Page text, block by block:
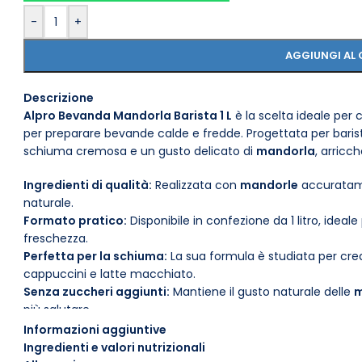
- +
AGGIUNGI AL
Descrizione
Alpro Bevanda Mandorla Barista 1 L è la scelta ideale per
per preparare bevande calde e fredde. Progettata per
schiuma cremosa e un gusto delicato di mandorla,
Ingredienti di qualità: Realizzata con mandorle
naturale.
Formato pratico: Disponibile in confezione da 1 litro,
freschezza.
Perfetta per la schiuma: La sua formula è studiata per
cappuccini e latte macchiato.
Senza zuccheri aggiunti: Mantiene il gusto naturale delle
più salutare.
Adatta a diete vegane:Completamente priva di lattosio
vegana.
Informazioni aggiuntive
Ingredienti e valori nutrizionali